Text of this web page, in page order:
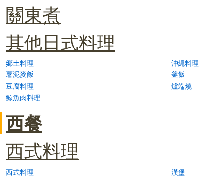
關東煮
其他日式料理
郷土料理
沖繩料理
薯泥麥飯
釜飯
豆腐料理
爐端燒
鯨魚肉料理
西餐
西式料理
西式料理
漢堡